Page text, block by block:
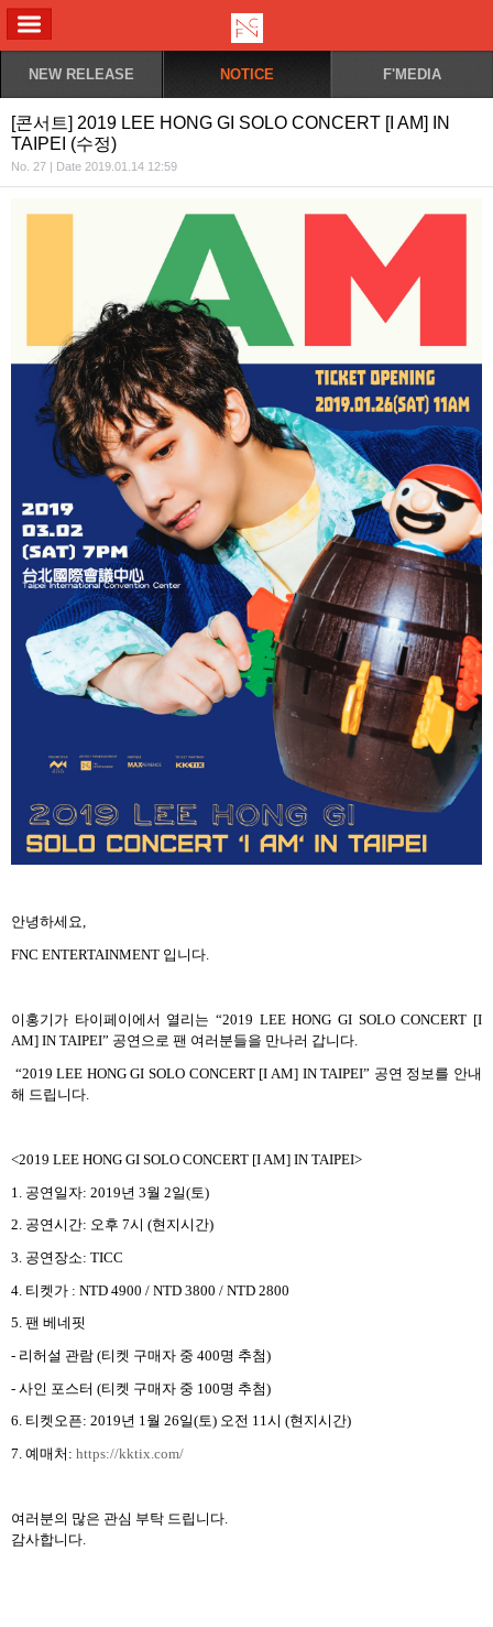
NEW RELEASE NOTICE F'MEDIA
[콘서트] 2019 LEE HONG GI SOLO CONCERT [I AM] IN
TAIPEI (수정)
No. 27 | Date 2019.01.14 12:59
안녕하세요,
FNC ENTERTAINMENT 입니다
이홍기가 타이페이에서 열리는 “2019 LEE HONG GI SOLO CONCERT [I
AM] IN TAIPEI” 공연으로 팬 여러분들을 만나러 갑니다.
“2019 LEE HONG GI SOLO CONCERT [I AM] IN TAIPEI” 공연 정보를 안내
해 드립니다
<2019 LEE HONG GI SOLO CONCERT [I AM] IN TAIPEI>
1. 공연일자: 2019년 3월 2일(토)
2. 공연시간: 오후 7시 (현지시간)
3. 공연장소: TICC
4. 티켓가 : NTD 4900 / NTD 3800 / NTD 2800
5. 팬 베네핏
- 리허설 관람 (티켓 구매자 중 400명 추첨)
- 사인 포스터 (티켓 구매자 중 100명 추첨)
6. 티켓오픈: 2019년 1월 26일(토) 오전 11시 (현지시간)
7. 예매처 : https://kktix.com/
여러분의 많은 관심 부탁 드립니다.
감사합니다.